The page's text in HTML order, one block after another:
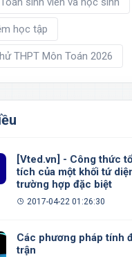
học tập
THPT Môn Toán 2026
[Vted.vn] - Công thức
tích của một khối tứ
trường hợp đặc biệt
2017-04-22 01:26:30
Các phương pháp tính
trận